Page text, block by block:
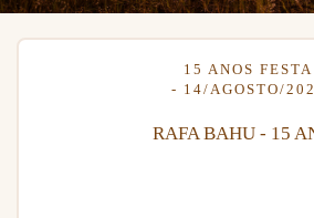
15 ANOS FESTA
14/AGOSTO/
RAFA BAHU - 15